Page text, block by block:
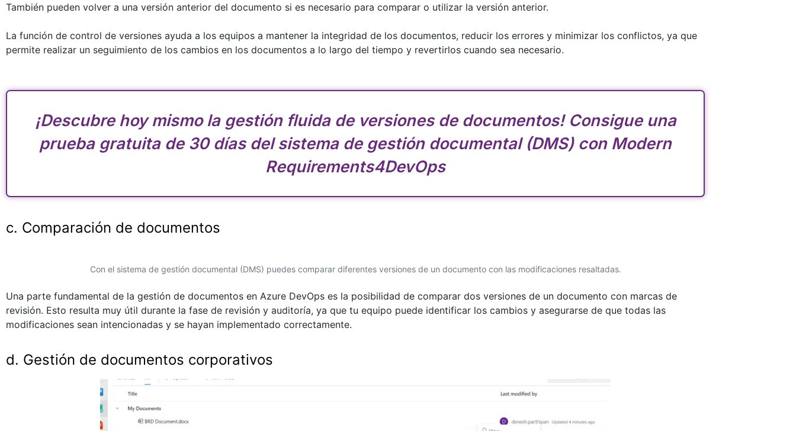
También pueden volver a una versión anterior del documento si es necesario para comparar o utilizar la versión anterior.
La función de control de versiones ayuda a los equipos a mantener la integridad de los documentos, reducir los errores y minimizar los conflictos, ya que
permite realizar un seguimiento de los cambios en los documentos a lo largo del tiempo y revertirlos cuando sea necesario.
¡Descubre hoy mismo la gestión fluida de versiones de documentos! Consigue una
prueba gratuita de 30 días del sistema de gestión documental (DMS) con Modern
Requirements4DevOps
c. Comparación de documentos
Con el sistema de gestión documental (DMS) puedes comparar diferentes versiones de un documento con las modificaciones resaltadas.
Una parte fundamental de la gestión de documentos en Azure DevOps es la posibilidad de comparar dos versiones de un documento con marcas de
revisión. Esto resulta muy útil durante la fase de revisión y auditoría, ya que tu equipo puede identificar los cambios y asegurarse de que todas las
modificaciones sean intencionadas y se hayan implementado correctamente.
d. Gestión de documentos corporativos